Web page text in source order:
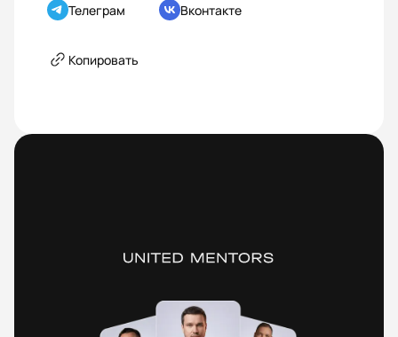
Телеграм Вконтакте
Копировать